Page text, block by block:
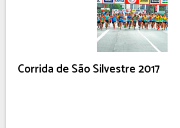
Corrida de São Silvestre 2017